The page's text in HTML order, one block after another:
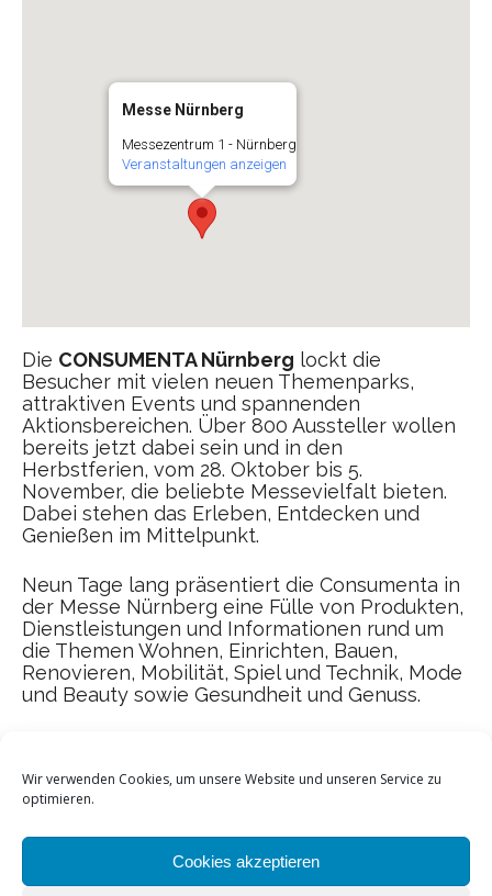
Wir verwenden Cookies, um unsere Website und unseren Service zu
optimieren.
Cookies akzeptieren
Messe Nürnberg
Messezentrum 1 - Nürnberg
Veranstaltungen anzeigen
Die CONSUMENTA Nürnberg lockt die
Besucher mit vielen neuen Themenparks,
attraktiven Events und spannenden
Aktionsbereichen. Über 800 Aussteller wollen
bereits jetzt dabei sein und in den
Herbstferien, vom 28. Oktober bis 5.
November, die beliebte Messevielfalt bieten.
Dabei stehen das Erleben, Entdecken und
Genießen im Mittelpunkt.
Neun Tage lang präsentiert die Consumenta in
der Messe Nürnberg eine Fülle von Produkten,
Dienstleistungen und Informationen rund um
die Themen Wohnen, Einrichten, Bauen,
Renovieren, Mobilität, Spiel und Technik, Mode
und Beauty sowie Gesundheit und Genuss.